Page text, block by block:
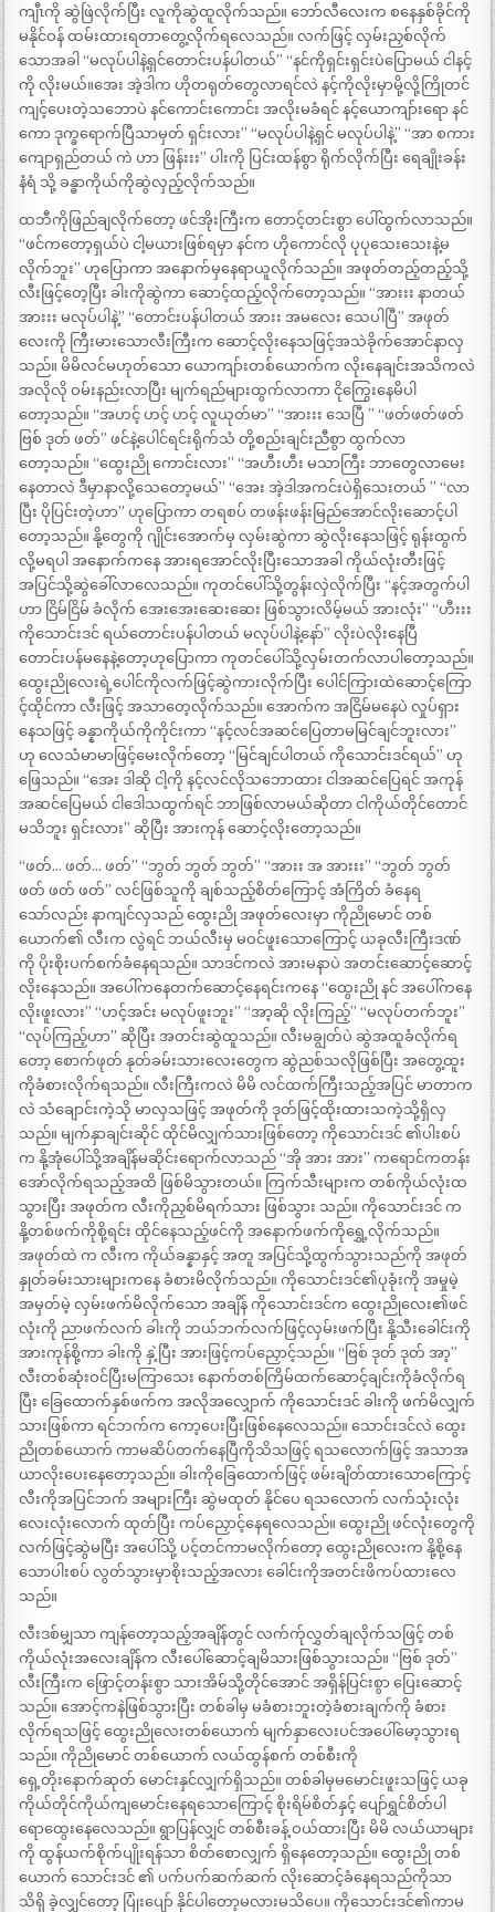
ကျီၤကို ဆွဲဖြဲလိုက်ပြီး လူကိုဆွဲထူလိုက်သည်။ ဘော်လီလေးက စနေနှစ်ခိုင်ကို
မနိုင်ဝန် ထမ်းထားရတာတွေ့လိုက်ရလေသည်။ လက်ဖြင့် လှမ်းညှစ်လိုက်
သောအခါ “မလုပ်ပါနဲ့ရှင်တောင်းပန်ပါတယ်” “နင်ကိုရှင်းရှင်းပဲပြောမယ် ငါနင့်
ကို လိုးမယ်။အေး အဲ့ဒါက ဟိုတရုတ်တွေလာရင်လဲ နင့်ကိုလိုးမှာမို့လို့ကြိုတင်
ကျင့်ပေးတဲ့သဘောပဲ နင်ကောင်းကောင်း အလိုးမခံရင် နင့်ယောကျာ်းရော နင်
ကော ဒုက္ခရောက်ပြီသာမှတ် ရှင်းလား” “မလုပ်ပါနဲ့ရှင် မလုပ်ပါနဲ့” “အာ စကား
ကျောရှည်တယ် ကဲ ဟာ ဖြန်းးး” ပါးကို ပြင်းထန်စွာ ရိုက်လိုက်ပြီး ရေချိုးခန်း
နံရံ သို့ ခန္ဓာကိုယ်ကိုဆွဲလှည့်လိုက်သည်။
ထဘီကိုဖြည်ချလိုက်တော့ ဖင်အိုးကြီးက တောင့်တင်းစွာ ပေါ်ထွက်လာသည်။
“ဖင်ကတော့ရှယ်ပဲ ငါ့မယားဖြစ်ရမှာ နင်က ဟိုကောင်လို ပုပုသေးသေးနဲ့မ
လိုက်ဘူး” ဟုပြောကာ အနောက်မှနေရာယူလိုက်သည်။ အဖုတ်တည့်တည့်သို့
လီးဖြင့်တေ့ပြီး ခါးကိုဆွဲကာ ဆောင့်ထည့်လိုက်တော့သည်။ “အားးး နာတယ်
အားးး မလုပ်ပါနဲ့” “တောင်းပန်ပါတယ် အားး အမလေး သေပါပြီ” အဖုတ်
လေးကို ကြီးမားသောလီးကြီးက ဆောင့်လိုးနေသဖြင့်အသဲခိုက်အောင်နာလှ
သည်။ မိမိလင်မဟုတ်သော ယောကျာ်းတစ်ယောက်က လိုးနေချင်းအသိကလဲ
အလိုလို ဝမ်းနည်းလာပြီး မျက်ရည်များထွက်လာကာ ငိုကြွေးနေမိပါ
တော့သည်။ “အဟင့် ဟင့် ဟင့် လူယုတ်မာ” “အားးး သေပြီ ” “ဖတ်ဖတ်ဖတ်
ဗြစ် ဒုတ် ဖတ်” ဖင်နဲ့ပေါင်ရင်းရိုက်သံ တို့စည်းချင်းညီစွာ ထွက်လာ
တော့သည်။ “ထွေးညို ကောင်းလား” “အဟီးဟီး မသာကြီး ဘာတွေလာမေး
နေတာလဲ ဒီမှာနာလို့သေတော့မယ်” “အေး အဲ့ဒါအကင်းပဲရှိသေးတယ် ” “လာ
ပြီး ပိုပြင်းတဲ့ဟာ” ဟုပြောကာ တရစပ် တဖန်းဖန်းမြည်အောင်လိုးဆောင့်ပါ
တော့သည်။ နို့တွေကို ဂျိုင်းအောက်မှ လှမ်းဆွဲကာ ဆွဲလိုးနေသဖြင့် ရုန်းထွက်
လို့မရပါ အနောက်ကနေ အားရအောင်လိုးပြီးသောအခါ ကိုယ်လုံးတီးဖြင့်
အပြင်သို့ဆွဲခေါ်လာလေသည်။ ကုတင်ပေါ်သို့တွန်းလှဲလိုက်ပြီး “နင့်အတွက်ပါ
ဟာ ငြိမ်ငြိမ် ခံလိုက် အေးအေးဆေးဆေး ဖြစ်သွားလိမ့်မယ် အားလုံး” “ဟီးးး
ကိုသောင်းဒင် ရယ်တောင်းပန်ပါတယ် မလုပ်ပါနဲ့နော်” လိုးပဲလိုးနေပြီ
တောင်းပန်မနေနဲ့တော့ဟုပြောကာ ကုတင်ပေါ်သို့လှမ်းတက်လာပါတော့သည်။
ထွေးညိုလေးရဲ့ပေါင်ကိုလက်ဖြင့်ဆွဲကားလိုက်ပြီး ပေါင်ကြားထဲဆောင့်ကြော
င့်ထိုင်ကာ လီးဖြင့် အသာတေ့လိုက်သည်။ အောက်က အငြိမ်မနေပဲ လှုပ်ရှား
နေသဖြင့် ခန္နာကိုယ်ကိုကိုင်းကာ “နင့်လင်အဆင်ပြေတာမမြင်ချင်ဘူးလား”
ဟု လေသံမာမာဖြင့်မေးလိုက်တော့ “မြင်ချင်ပါတယ် ကိုသောင်းဒင်ရယ်” ဟု
ဖြေသည်။ “အေး ဒါဆို ငါ့ကို နင့်လင်လိုသဘောထား ငါအဆင်ပြေရင် အကုန်
အဆင်ပြေမယ် ငါဒေါသထွက်ရင် ဘာဖြစ်လာမယ်ဆိုတာ ငါကိုယ်တိုင်တောင်
မသိဘူး ရှင်းလား” ဆိုပြီး အားကုန် ဆောင့်လိုးတော့သည်။
“ဖတ်… ဖတ်… ဖတ်” “ဘွတ် ဘွတ် ဘွတ်” “အားး အ အားးး” “ဘွတ် ဘွတ်
ဖတ် ဖတ် ဖတ်” လင်ဖြစ်သူကို ချစ်သည့်စိတ်ကြောင့် အံကြိတ် ခံနေရ
သော်လည်း နာကျင်လှသည် ထွေးညို အဖုတ်လေးမှာ ကိုညိုမောင် တစ်
ယောက်၏ လီးက လွဲရင် ဘယ်လီးမှ မဝင်ဖူးသောကြောင့် ယခုလီးကြီးဒဏ်
ကို ပိုးစိုးပက်စက်ခံနေရသည်။ သာဒင်ကလဲ အားမနာပဲ အတင်းဆောင့်ဆောင့်
လိုးနေသည်။ အပေါ်ကနေတက်ဆောင့်နေရင်းကနေ “ထွေးညို နင် အပေါ်ကနေ
လိုးဖူးလား” “ဟင့်အင်း မလုပ်ဖူးဘူး” “အာ့ဆို လိုးကြည့်” “မလုပ်တက်ဘူး”
“လုပ်ကြည့်ဟာ” ဆိုပြီး အတင်းဆွဲထူသည်။ လီးမချွတ်ပဲ ဆွဲအထူခံလိုက်ရ
တော့ စောက်ဖုတ် နုတ်ခမ်းသားလေးတွေက ဆွဲညစ်သလိုဖြစ်ပြီး အတွေ့ထူး
ကိုခံစားလိုက်ရသည်။ လီးကြီးကလဲ မိမိ လင်ထက်ကြီးသည့်အပြင် မာတာက
လဲ သံချောင်းကဲ့သို မာလှသဖြင့် အဖုတ်ကို ဒုတ်ဖြင့်ထိုးထားသကဲ့သို့ရှိလှ
သည်။ မျက်နှာချင်းဆိုင် ထိုင်မိလျှက်သားဖြစ်တော့ ကိုသောင်းဒင် ၏ပါးစပ်
က နို့အုံပေါ်သို့အချိန်မဆိုင်းရောက်လာသည် “အို အား အား” ကရောင်ကတန်း
အော်လိုက်ရသည့်အထိ ဖြစ်မိသွားတယ်။ ကြက်သီးများက တစ်ကိုယ်လုံးထ
သွားပြီး အဖုတ်က လီးကိုညှစ်မိရက်သား ဖြစ်သွား သည်။ ကိုသောင်းဒင် က
နို့တစ်ဖက်ကိုစို့ရင်း ထိုင်နေသည့်ဖင်ကို အနောက်ဖက်ကိုရွှေ့လိုက်သည်။
အဖုတ်ထဲ က လီးက ကိုယ်ခန္နာနှင့် အတူ အပြင်သို့ထွက်သွားသည်ကို အဖုတ်
နှုတ်ခမ်းသားများကနေ ခံစားမိလိုက်သည်။ ကိုသောင်းဒင်၏ပုခုံးကို အမှုမဲ့
အမှတ်မဲ့ လှမ်းဖက်မိလိုက်သော အချိန် ကိုသောင်းဒင်က ထွေးညိုလေး၏ဖင်
လုံးကို ညာဖက်လက် ခါးကို ဘယ်ဘက်လက်ဖြင့်လှမ်းဖက်ပြီး နို့သီးခေါင်းကို
အားကုန်စို့ကာ ခါးကို နှဲ့ပြီး အားဖြင့်ကပ်ညှောင့်သည်။ “ဗြစ် ဒုတ် ဒုတ် အာ့”
လီးတစ်ဆုံးဝင်ပြီးမကြာသေး နောက်တစ်ကြိမ်ထက်ဆောင့်ချင်းကိုခံလိုက်ရ
ပြီး ခြေထောက်နှစ်ဖက်က အလိုအလျှောက် ကိုသောင်းဒင် ခါးကို ဖက်မိလျှက်
သားဖြစ်ကာ ရင်ဘက်က ကော့ပေးပြီးဖြစ်နေလေသည်။ သောင်းဒင်လဲ ထွေး
ညိုတစ်ယောက် ကာမဆိပ်တက်နေပြီကိုသိသဖြင့် ရသလောက်ဖြင့် အသာအ
ယာလိုးပေးနေတော့သည်။ ခါးကိုခြေထောက်ဖြင့် ဖမ်းချိတ်ထားသောကြောင့်
လီးကိုအပြင်ဘက် အများကြီး ဆွဲမထုတ် နိုင်ပေ ရသလောက် လက်သုံးလုံး
လေးလုံးလောက် ထုတ်ပြီး ကပ်ညှောင့်နေရလေသည်။ ထွေးညို ဖင်လုံးတွေကို
လက်ဖြင့်ဆွဲမပြီး အပေါ်သို့ ပင့်တင်ကာမလိုက်တော့ ထွေးညိုလေးက နို့စို့နေ
သောပါးစပ် လွတ်သွားမှာစိုးသည့်အလား ခေါင်းကိုအတင်းဖိကပ်ထားလေ
သည်။
လီးဒစ်မျှသာ ကျန်တော့သည့်အချိန်တွင် လက်က်ုလွှတ်ချလိုက်သဖြင့် တစ်
ကိုယ်လုံးအလေးချိန်က လီးပေါ်ဆောင့်ချမိသားဖြစ်သွားသည်။ “ဗြစ် ဒုတ်”
လီးကြီးက ဖြောင့်တန်းစွာ သားအိမ်သို့တိုင်အောင် အရှိန်ပြင်းစွာ ပြေးဆောင့်
သည်။ အောင့်ကနဲဖြစ်သွားပြီး တစ်ခါမှ မခံစားဘူးတဲ့ခံစားချက်ကို ခံစား
လိုက်ရသဖြင့် ထွေးညိုလေးတစ်ယောက် မျက်နှာလေးပင်အပေါ်မော့သွားရ
သည်။ ကိုညိုမောင် တစ်ယောက် လယ်ထွန်စက် တစ်စီးကို
ရှေ့တိုးနောက်ဆုတ် မောင်းနှင်လျှက်ရှိသည်။ တစ်ခါမှမမောင်းဖူးသဖြင့် ယခု
ကိုယ်တိုင်ကိုယ်ကျမောင်းနေရသောကြောင့် စိုးရိမ်စိတ်နှင့် ပျော်ရွှင်စိတ်ပါ
ရောထွေးနေလေသည်။ ရွာပြန်လျှင် တစ်စီးခန့် ဝယ်ထားပြီး မိမိ လယ်ယာများ
ကို ထွန်ယက်စိုက်ပျိုးရန်သာ စိတ်စောလျှက် ရှိနေတော့သည်။ ထွေးညို တစ်
ယောက် သောင်းဒင် ၏ ပက်ပက်ဆက်ဆက် လိုးဆောင့်ခံနေရသည်ကိုသာ
သိရှိ ခဲ့လျှင်တော့ ပြုံးပျော် နိုင်ပါတော့မလားမသိပေ။ ကိုသောင်းဒင်၏ကာမ